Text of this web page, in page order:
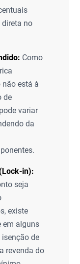
no
Como
não está à
de
variar
da
in):
seja
existe
em alguns
de
revenda do